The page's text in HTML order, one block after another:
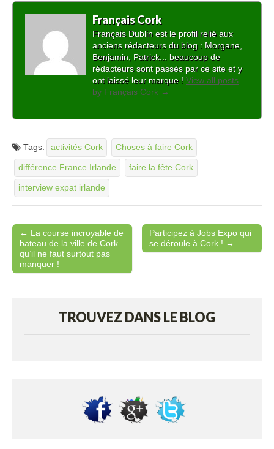
Français Cork
Français Dublin est le profil relié aux
anciens rédacteurs du blog : Morgane,
Benjamin, Patrick... beaucoup de
rédacteurs sont passés par ce site et y
ont laissé leur marque ! View all posts
by Français Cork →
Tags: activités Cork Choses à faire Cork
différence France Irlande faire la fête Cork
interview expat irlande
Post navigation
← La course incroyable de
bateau de la ville de Cork
qu’il ne faut surtout pas
manquer !
Participez à Jobs Expo qui
se déroule à Cork ! →
TROUVEZ DANS LE BLOG